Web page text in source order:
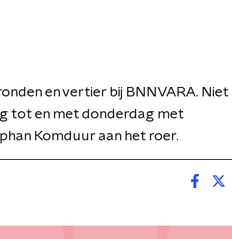
en vertier bij BNNVARA. Niet
tot en met donderdag met
Komduur aan het roer.